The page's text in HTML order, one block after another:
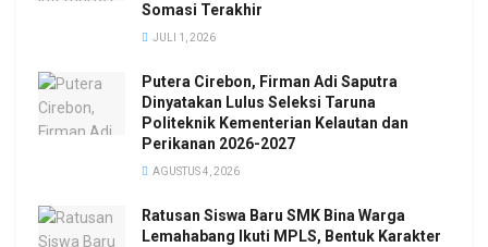
Somasi Terakhir
JULI 1, 2026
Putera Cirebon, Firman Adi Saputra
Dinyatakan Lulus Seleksi Taruna
Politeknik Kementerian Kelautan dan
Perikanan 2026-2027
AGUSTUS 4, 2026
Ratusan Siswa Baru SMK Bina Warga
Lemahabang Ikuti MPLS, Bentuk Karakter